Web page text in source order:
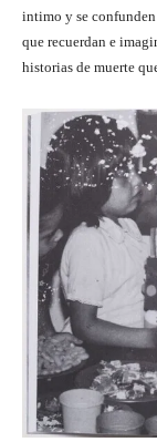
intimo y se
que recuerdan e
historias de muerte